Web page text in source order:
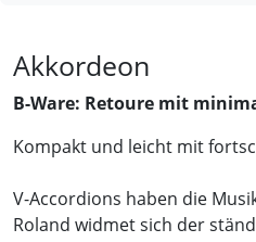
Akkordeon
B-Ware: Retoure mit
Kompakt und leicht mit
V-Accordions haben die
Roland widmet sich der